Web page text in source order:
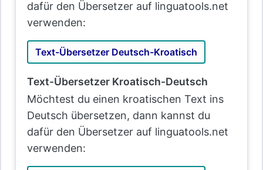
dafür den Übersetzer auf linguatools.net
verwenden:
Text-Übersetzer Deutsch-Kroatisch
Text-Übersetzer Kroatisch-Deutsch
Möchtest du einen kroatischen Text ins
Deutsch übersetzen, dann kannst du
dafür den Übersetzer auf linguatools.net
verwenden: